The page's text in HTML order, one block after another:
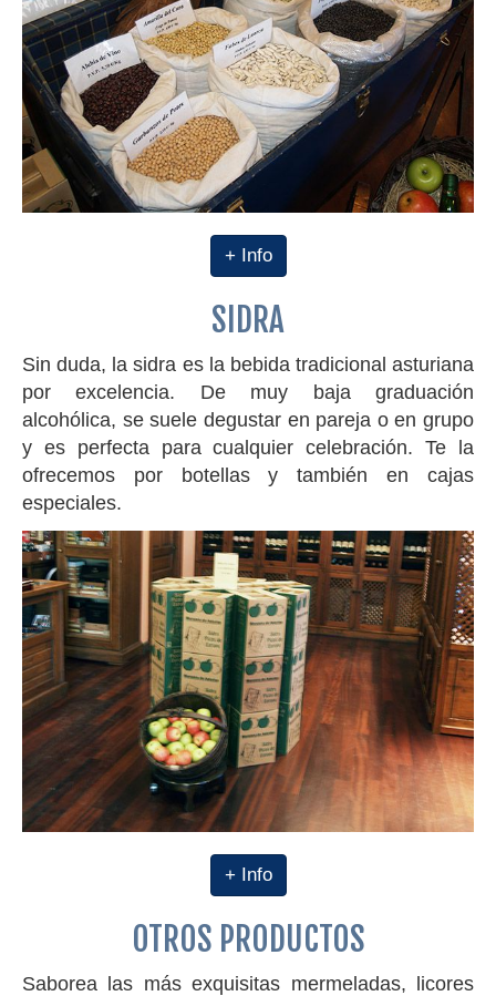
+ Info
SIDRA
Sin duda, la sidra es la bebida tradicional asturiana
por excelencia. De muy baja graduación
alcohólica, se suele degustar en pareja o en grupo
y es perfecta para cualquier celebración. Te la
ofrecemos por botellas y también en cajas
especiales.
+ Info
OTROS PRODUCTOS
Saborea las más exquisitas mermeladas, licores